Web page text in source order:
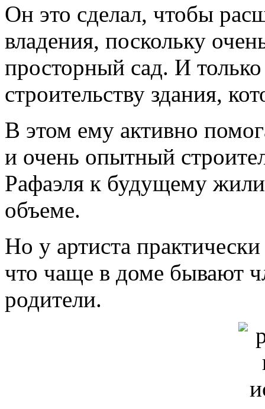
Он это сделал, чтобы
владения, поскольку
просторный сад. И
строительству здания,
В этом ему активно
и очень опытный
Рафаэля к будущему
объеме.
Но у артиста
что чаще в доме бывают
родители.